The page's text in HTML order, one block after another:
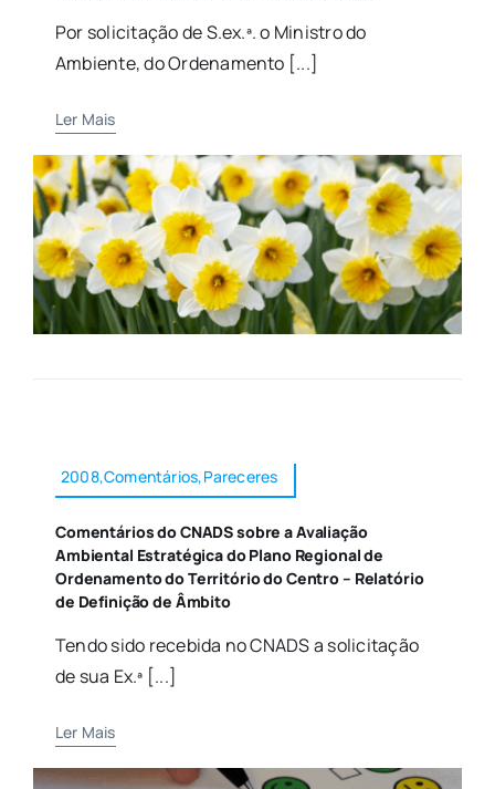
Por solicitação de S.ex.ª. o Ministro do
Ambiente, do Ordenamento [...]
Ler Mais
2008,Comentários,Pareceres
Comentários do CNADS sobre a Avaliação
Ambiental Estratégica do Plano Regional de
Ordenamento do Território do Centro – Relatório
de Definição de Âmbito
Tendo sido recebida no CNADS a solicitação
de sua Ex.ª [...]
Ler Mais